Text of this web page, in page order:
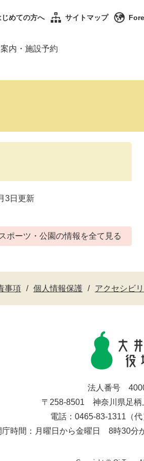
じめての方へ サイトマップ
内・施設予約
3日更新
スポーツ・公園の情報を全て見る
事項 個人情報保護 アクセシビ
法人番号
〒258-8501 神奈川県足柄
電話：0465-83-1311（
庁時間：月曜日から金曜日 8時30分